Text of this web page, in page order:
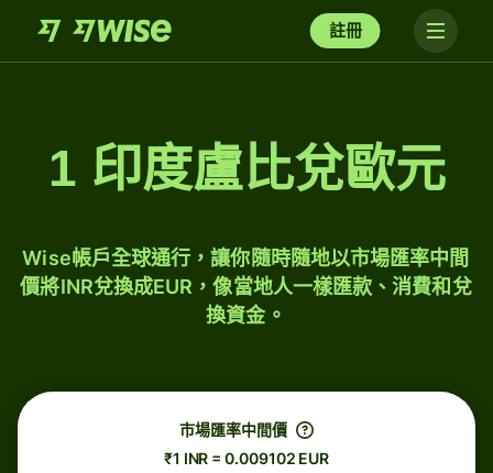
註冊
1 印度盧比兌歐元
Wise帳戶全球通行，讓你隨時隨地以市場匯率中間
價將INR兌換成EUR，像當地人一樣匯款、消費和兌
換資金。
市場匯率中間價
₹1 INR = 0.009102 EUR